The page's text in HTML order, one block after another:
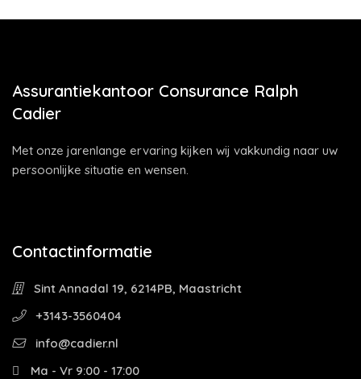
Assurantiekantoor Consurance Ralph
Cadier
Met onze jarenlange ervaring kijken wij vakkundig naar uw
persoonlijke situatie en wensen.
Contactinformatie
Sint Annadal 19, 6214PB, Maastricht
+3143-3560404
info@cadier.nl
Ma - Vr 9:00 - 17:00